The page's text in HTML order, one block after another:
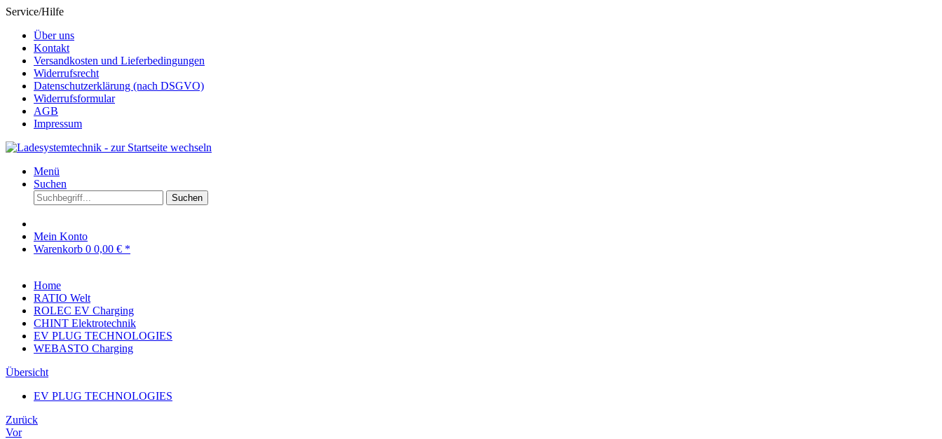
Service/Hilfe
Über uns
Kontakt
Versandkosten und Lieferbedingungen
Widerrufsrecht
Datenschutzerklärung (nach DSGVO)
Widerrufsformular
AGB
Impressum
Menü
Suchen
Suchen
Mein Konto
Warenkorb 0 0,00 € *
Home
RATIO Welt
ROLEC EV Charging
CHINT Elektrotechnik
EV PLUG TECHNOLOGIES
WEBASTO Charging
Übersicht
EV PLUG TECHNOLOGIES
Zurück
Vor